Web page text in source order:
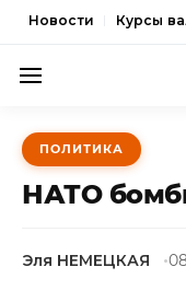
Новости Курсы
ПОЛИТИКА
ЭКОНОМИКА
СПОРТ
ПОЛИТИКА
НАТО
Эля НЕМЕЦКАЯ